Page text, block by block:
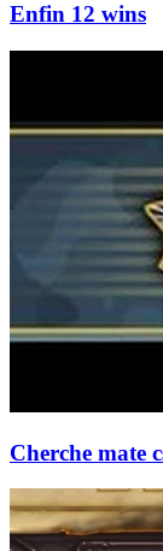
Enfin 12 wins
Cherche mate